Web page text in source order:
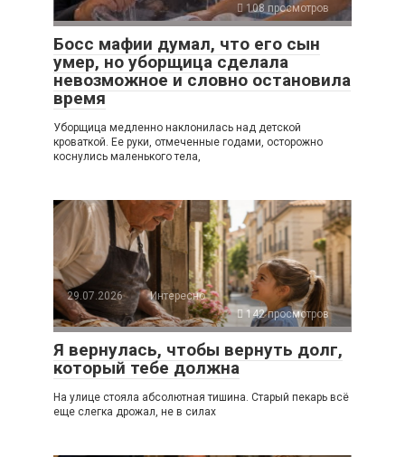
108 просмотров
Босс мафии думал, что его сын
умер, но уборщица сделала
невозможное и словно остановила
время
Уборщица медленно наклонилась над детской
кроваткой. Ее руки, отмеченные годами, осторожно
коснулись маленького тела,
29.07.2026
Интересно
142 просмотров
Я вернулась, чтобы вернуть долг,
который тебе должна
На улице стояла абсолютная тишина. Старый пекарь всё
еще слегка дрожал, не в силах